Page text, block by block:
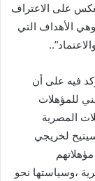
على الاعتراف
الأهداف التي
فيه على أن
للمؤهلات
المصرية
لخريجي
،وسياستها نحو